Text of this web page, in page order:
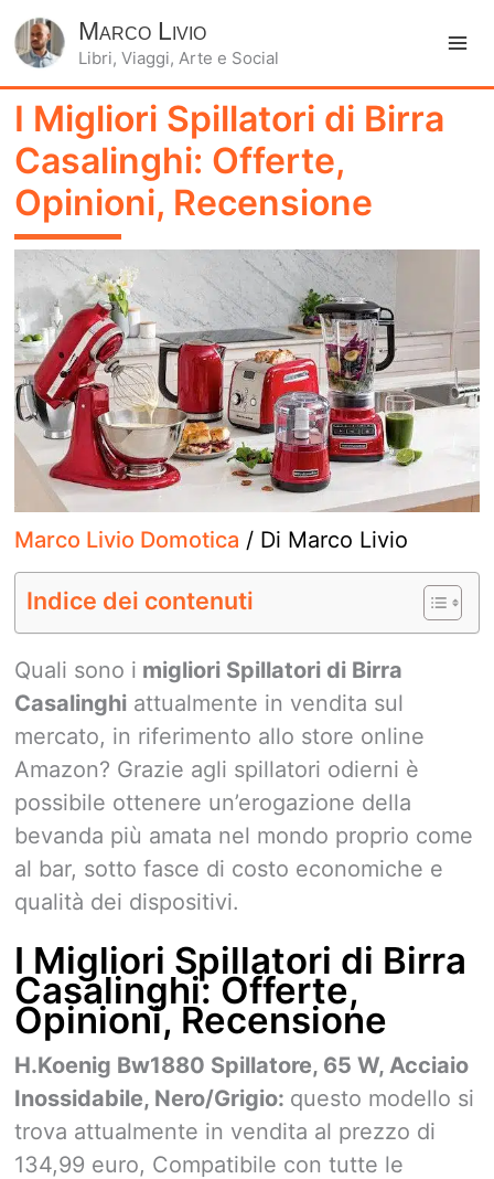
Marco Livio
Libri, Viaggi, Arte e Social
I Migliori Spillatori di Birra
Casalinghi: Offerte,
Opinioni, Recensione
Marco Livio Domotica / Di Marco Livio
Indice dei contenuti
Quali sono i migliori Spillatori di Birra
Casalinghi attualmente in vendita sul
mercato, in riferimento allo store online
Amazon? Grazie agli spillatori odierni è
possibile ottenere un’erogazione della
bevanda più amata nel mondo proprio come
al bar, sotto fasce di costo economiche e
qualità dei dispositivi.
I Migliori Spillatori di Birra
Casalinghi: Offerte,
Opinioni, Recensione
H.Koenig Bw1880 Spillatore, 65 W, Acciaio
Inossidabile, Nero/Grigio: questo modello si
trova attualmente in vendita al prezzo di
134,99 euro, Compatibile con tutte le